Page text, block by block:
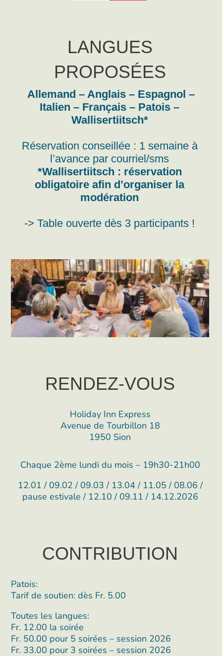
LANGUES
PROPOSÉES
Allemand – Anglais – Espagnol –
Italien – Français – Patois –
Wallisertiitsch*
Réservation conseillée : 1 semaine à
l’avance par courriel/sms
*Wallisertiitsch : réservation
obligatoire afin d’organiser la
modération
-> Table ouverte dès 3 participants !
RENDEZ-VOUS
Holiday Inn Express
Avenue de Tourbillon 18
1950 Sion
Chaque 2ème lundi du mois – 19h30-21h00
12.01 / 09.02 / 09.03 / 13.04 / 11.05 / 08.06 /
pause estivale / 12.10 / 09.11 / 14.12.2026
CONTRIBUTION​
Patois:
Tarif de soutien: dès Fr. 5.00
Toutes les langues:
Fr. 12.00 la soirée
Fr. 50.00 pour 5 soirées – session 2026
Fr. 33.00 pour 3 soirées – session 2026